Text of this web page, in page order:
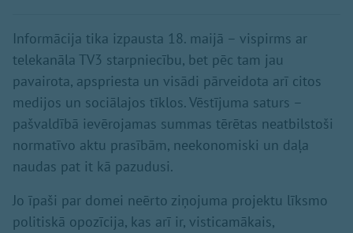
Informācija tika izpausta 18. maijā – vispirms ar
telekanāla TV3 starpniecību, bet pēc tam jau
pavairota, apspriesta un visādi pārveidota arī citos
medijos un sociālajos tīklos. Vēstījuma saturs –
pašvaldībā ievērojamas summas tērētas neatbilstoši
normatīvo aktu prasībām, neekonomiski un daļa
naudas pat it kā pazudusi.
Jo īpaši par domei neērto ziņojuma projektu līksmo
politiskā opozīcija, kas arī ir, visticamākais,